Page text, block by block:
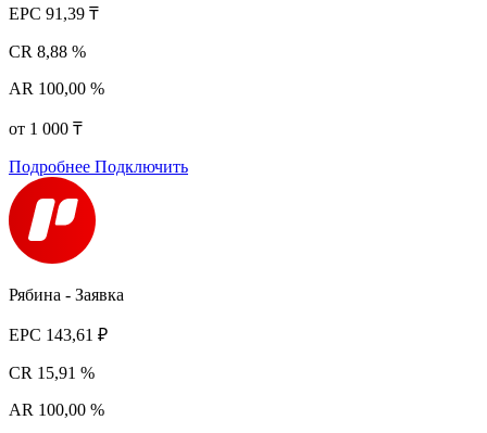
EPC 91,39 ₸
CR 8,88 %
AR 100,00 %
от 1 000 ₸
Подробнее Подключить
Рябина - Заявка
EPC 143,61 ₽
CR 15,91 %
AR 100,00 %